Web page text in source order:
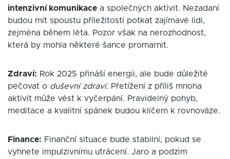
intenzivní komunikace a společných aktivit. Nezadaní
budou mít spoustu příležitostí potkat zajímavé lidi,
zejména během léta. Pozor však na nerozhodnost,
která by mohla některé šance promarnit.
Zdraví: Rok 2025 přináší energii, ale bude důležité
pečovat o duševní zdraví. Přetížení z příliš mnoha
aktivit může vést k vyčerpání. Pravidelný pohyb,
meditace a kvalitní spánek budou klíčem k rovnováze.
Finance: Finanční situace bude stabilní, pokud se
vyhnete impulzivnímu utrácení. Jaro a podzim